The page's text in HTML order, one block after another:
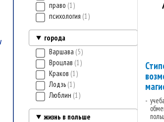
право 1
психология 1
города
Варшава 5
Вроцлав 1
Краков 1
Лодзь 1
Люблин 1
жизнь в польше